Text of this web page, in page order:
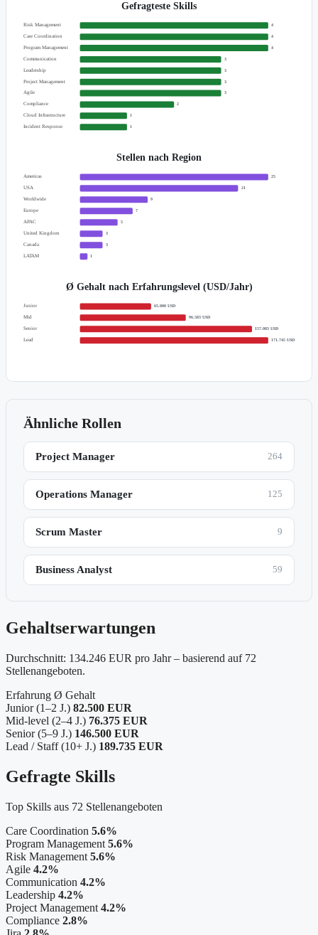
Gefragteste Skills
Risk Management 4
Care Coordination 4
Program Management 4
Communication 3
Leadership 3
Project Management 3
Agile 3
Compliance 2
Cloud Infrastructure 1
Incident Response 1
Stellen nach Region
Americas 25
USA 21
Worldwide 9
Europe 7
APAC 5
United Kingdom 3
Canada 3
LATAM 1
Ø Gehalt nach Erfahrungslevel (USD/Jahr)
Junior 65.000 USD
Mid 96.583 USD
Senior 157.083 USD
Lead 171.745 USD
Ähnliche Rollen
Project Manager 264
Operations Manager 125
Scrum Master 9
Business Analyst 59
Gehaltserwartungen
Durchschnitt: 134.246 EUR pro Jahr – basierend auf 72
Stellenangeboten.
Erfahrung Ø Gehalt
Junior (1–2 J.) 82.500 EUR
Mid-level (2–4 J.) 76.375 EUR
Senior (5–9 J.) 146.500 EUR
Lead / Staff (10+ J.) 189.735 EUR
Gefragte Skills
Top Skills aus 72 Stellenangeboten
Care Coordination 5.6%
Program Management 5.6%
Risk Management 5.6%
Agile 4.2%
Communication 4.2%
Leadership 4.2%
Project Management 4.2%
Compliance 2.8%